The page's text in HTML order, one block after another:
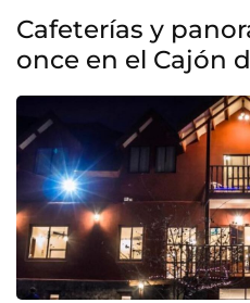
Cafeterías y
once en el Cajón